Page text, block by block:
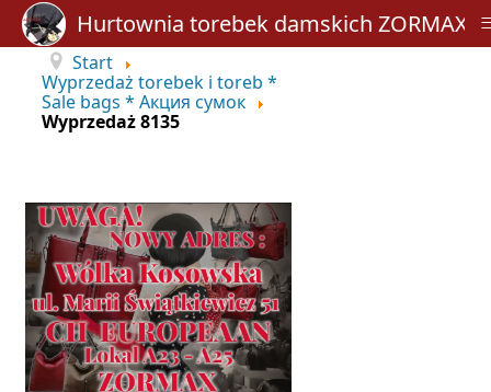
Start
Wyprzedaż torebek i toreb *
Sale bags * Акция сумок
Wyprzedaż 8135
Hurtownia torebek damskich ZORMAX